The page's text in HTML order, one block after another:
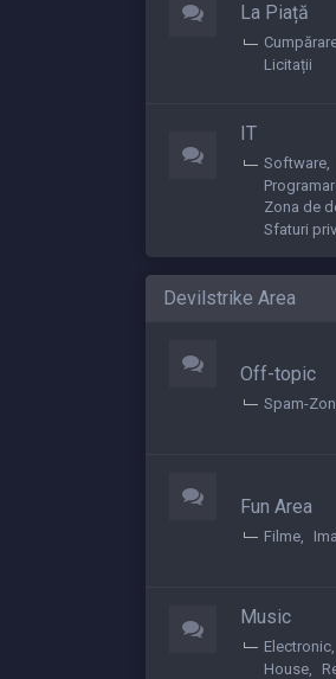
La Piață
Licitații
IT
Software
Zona de
Sfaturi
Devilstrike Area
Off-topic
Spam-
Fun Area
Filme
Music
Electronic
House